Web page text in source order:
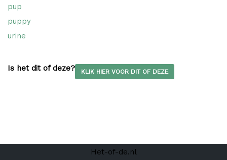
pup
puppy
urine
Is het dit of deze? KLIK HIER VOOR DIT OF DEZE
Het-of-de.nl